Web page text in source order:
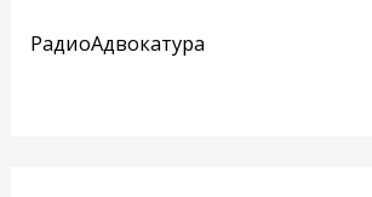
РадиоАдвокатура